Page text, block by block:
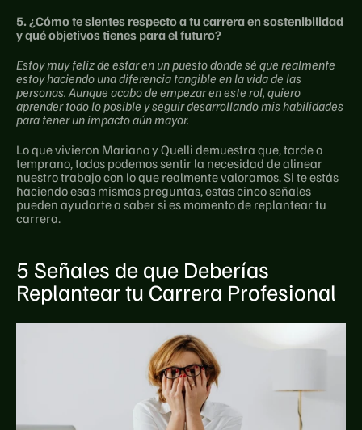
5. ¿Cómo te sientes respecto a tu carrera en sostenibilidad
y qué objetivos tienes para el futuro?
Estoy muy feliz de estar en un puesto donde sé que realmente
estoy haciendo una diferencia tangible en la vida de las
personas. Aunque acabo de empezar en este rol, quiero
aprender todo lo posible y seguir desarrollando mis habilidades
para tener un impacto aún mayor.
Lo que vivieron Mariano y Quelli demuestra que, tarde o
temprano, todos podemos sentir la necesidad de alinear
nuestro trabajo con lo que realmente valoramos. Si te estás
haciendo esas mismas preguntas, estas cinco señales
pueden ayudarte a saber si es momento de replantear tu
carrera.
5 Señales de que Deberías
Replantear tu Carrera Profesional